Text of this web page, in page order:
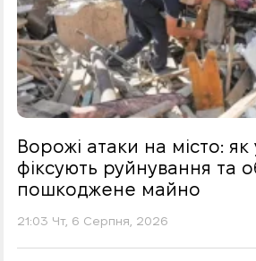
Ворожі атаки на місто:
фіксують руйнування та
пошкоджене майно
21:03 Чт, 6 Серпня, 2026